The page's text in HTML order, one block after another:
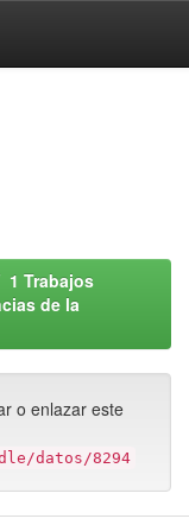
1 Trabajos
de la
o enlazar este
datos/8294